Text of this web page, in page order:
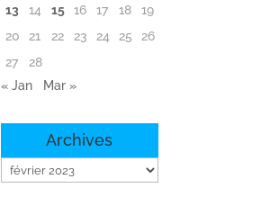
13
14 15 16 17 18
19
20
21 22 23 24 25
26
27
28
« Jan
Mar »
Archives
Archives